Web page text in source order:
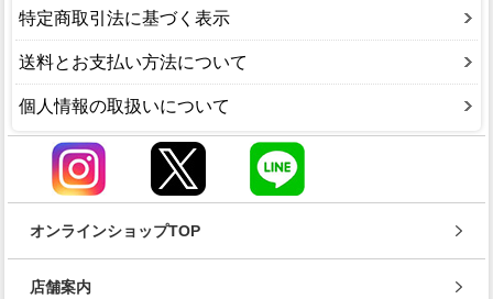
特定商取引法に基づく表示
送料とお支払い方法について
個人情報の取扱いについて
オンラインショップTOP
店舗案内